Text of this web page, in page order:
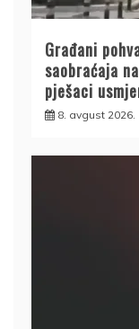
Građani
saobraćaja
pješaci
8. avgust 2026.